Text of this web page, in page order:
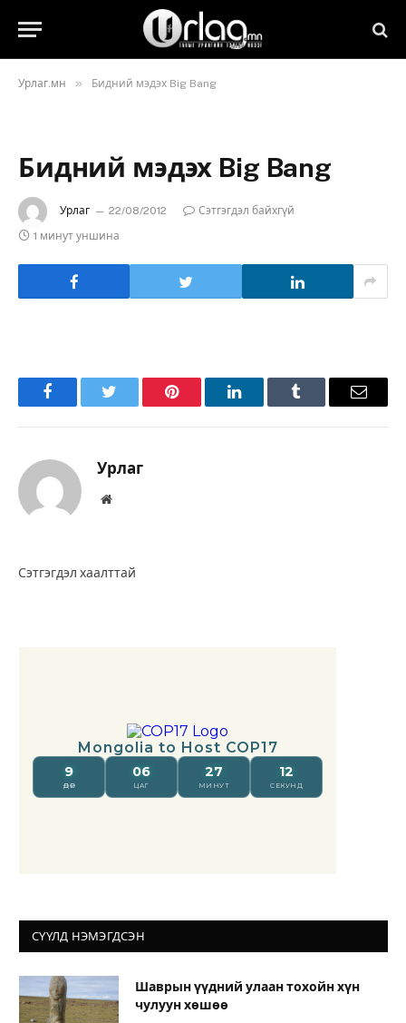
Урлаг.мн » Бидний мэдэх Big Bang
Бидний мэдэх Big Bang
Урлаг 22/08/2012
Сэтгэгдэл байхгүй
1 минут уншина
FacebookTwitter Pinterest LinkedInTumblr Имэйл
Урлаг
Вэбсайт
Сэтгэгдэл хаалттай
СҮҮЛД НЭМЭГДСЭН
Шаврын үүдний улаан тохойн хүн
чулуун хөшөө